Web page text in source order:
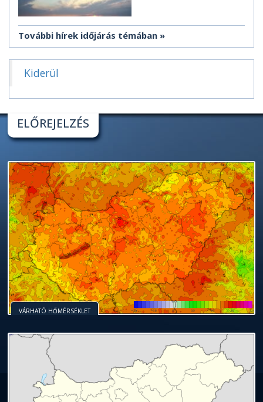
További hírek időjárás témában
Kiderül
ELŐREJELZÉS
VÁRHATÓ HŐMÉRSÉKLET